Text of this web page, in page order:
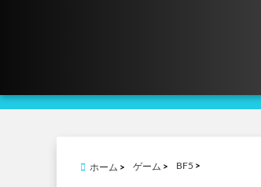
ホーム ゲーム BF5